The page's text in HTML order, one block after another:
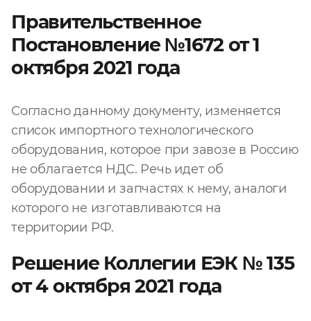
Правительственное
Постановление №1672 от 1
октября 2021 года
Согласно данному документу, изменяется
список импортного технологического
оборудования, которое при завозе в Россию
не облагается НДС. Речь идет об
оборудовании и запчастях к нему, аналоги
которого не изготавливаются на
территории РФ.
Решение Коллегии ЕЭК № 135
от 4 октября 2021 года